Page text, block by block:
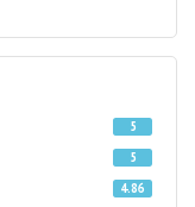
5
5
4.86